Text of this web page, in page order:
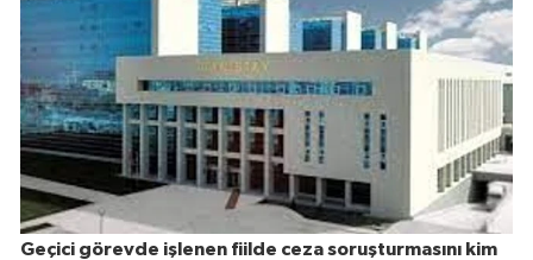
Geçici görevde işlenen fiilde ceza soruşturmasını kim